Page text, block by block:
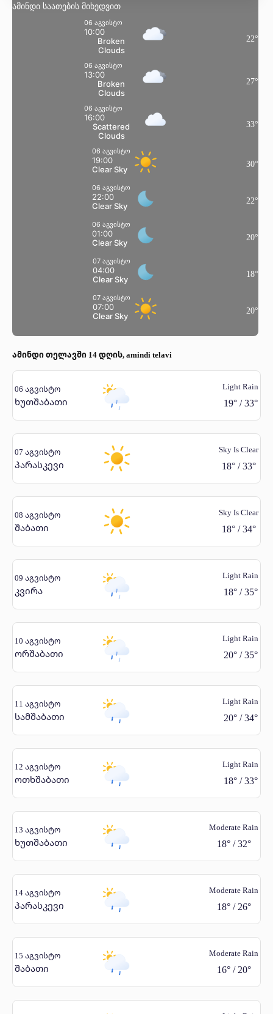
ამინდი საათების მიხედვით
06 აგვისტო
10:00
Broken
Clouds
22°
06 აგვისტო
13:00
Broken
Clouds
27°
06 აგვისტო
16:00
Scattered
Clouds
33°
06 აგვისტო
19:00
Clear Sky
30°
06 აგვისტო
22:00
Clear Sky
22°
06 აგვისტო
01:00
Clear Sky
20°
07 აგვისტო
04:00
Clear Sky
18°
07 აგვისტო
07:00
Clear Sky
20°
ამინდი თელავში 14 დღის, amindi telavi
06 აგვისტო
ხუთშაბათი
Light Rain
19°/33°
07 აგვისტო
პარასკევი
Sky Is Clear
18°/33°
08 აგვისტო
შაბათი
Sky Is Clear
18°/34°
09 აგვისტო
კვირა
Light Rain
18°/35°
10 აგვისტო
ორშაბათი
Light Rain
20°/35°
11 აგვისტო
სამშაბათი
Light Rain
20°/34°
12 აგვისტო
ოთხშაბათი
Light Rain
18°/33°
13 აგვისტო
ხუთშაბათი
Moderate Rain
18°/32°
14 აგვისტო
პარასკევი
Moderate Rain
18°/26°
15 აგვისტო
შაბათი
Moderate Rain
16°/20°